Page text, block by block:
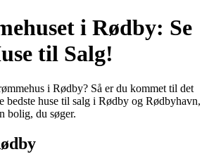
i Rødby: Se
til Salg!
i Rødby? Så er du kommet til det
bedste huse til salg i Rødby og Rødbyhavn,
bolig, du søger.